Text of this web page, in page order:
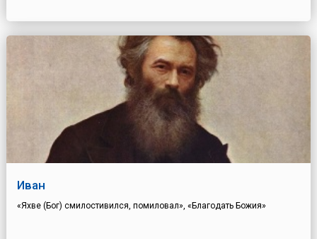
Иван
«Яхве (Бог) смилостивился, помиловал», «Благодать Божия»